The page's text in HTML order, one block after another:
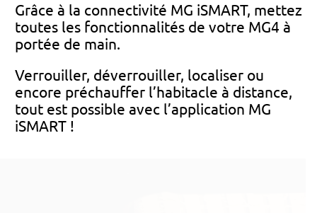
Grâce à la connectivité MG iSMART, mettez
toutes les fonctionnalités de votre MG4 à
portée de main.
Verrouiller, déverrouiller, localiser ou
encore préchauffer l’habitacle à distance,
tout est possible avec l’application MG
iSMART !